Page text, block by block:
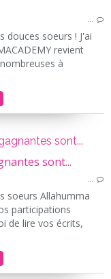
…
douces soeurs ! J'ai
revient
à
sont...
…
soeurs Allahumma
participations
de lire vos écrits,